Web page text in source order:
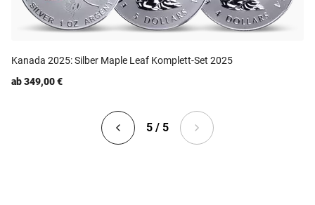
Kanada 2025: Silber Maple Leaf Komplett-Set 2025
ab 349,00 €
5 / 5